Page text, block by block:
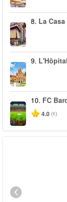
8. La
9.
10. FC
4.0 (1)